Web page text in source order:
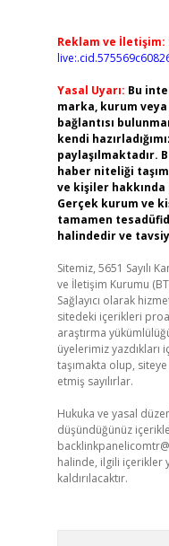
Reklam ve İletişim:
Yasal Uyarı: Bu
marka, kurum
bağlantısı
kendi
paylaşılmaktadır.
haber niteliği
ve kişiler hakkında
Gerçek kurum ve
tamamen
halindedir ve
Sitemiz, 5651 Sayılı
ve İletişim Kurumu
Sağlayıcı olarak
sitedeki içerikleri
araştırma
üyelerimiz
taşımakta olup,
etmiş sayılırlar.
Hukuka ve yasal
düşündüğünüz
halinde, ilgili içerikler
kaldırılacaktır.